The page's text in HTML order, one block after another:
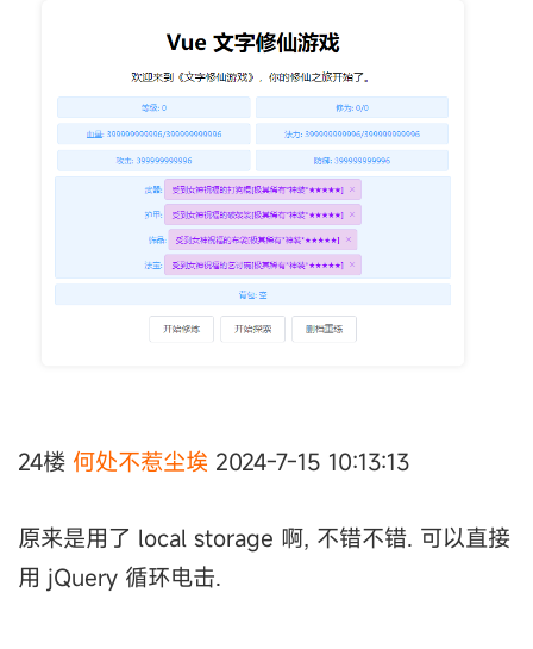
24楼 何处不惹尘埃 2024-7-15 10:13:13
原来是用了 local storage 啊, 不错不错. 可以直接
用 jQuery 循环电击.